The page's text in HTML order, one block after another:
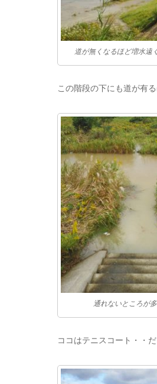
道が無くなるほど増水遠
この階段の下にも道が有
通れないところが多
ココはテニスコート・・